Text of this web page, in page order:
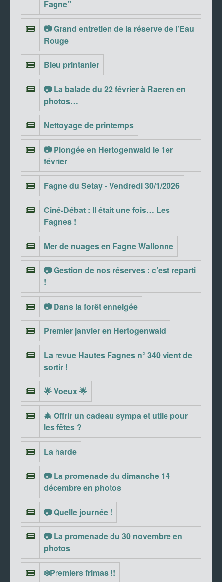
Fagne”
📷 Grand entretien de la réserve de l’Eau
Rouge
Bleu printanier
📷 La balade du 22 février à Raeren en
photos…
Nettoyage de printemps
📷 Plongée en Hertogenwald le 1er
février
Fagne du Setay - Vendredi 30/1/2026
Ciné-Débat : Il était une fois… Les
Fagnes !
Mer de nuages en Fagne Wallonne
📷 Gestion de nos réserves : c’est reparti
!
📷 Dans la forêt enneigée
Premier janvier en Hertogenwald
La revue Hautes Fagnes n° 340 vient de
sortir !
🌟 Voeux 🌟
🎄 Offrir un cadeau sympa et utile pour
les fêtes ?
La harde
📷 La promenade du dimanche 14
décembre en photos
📷 Quelle journée !
📷 La promenade du 30 novembre en
photos
❄️Premiers frimas !!